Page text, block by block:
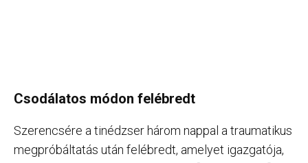
Csodálatos módon felébredt
Szerencsére a tinédzser három nappal a traumatikus
megpróbáltatás után felébredt, amelyet igazgatója,